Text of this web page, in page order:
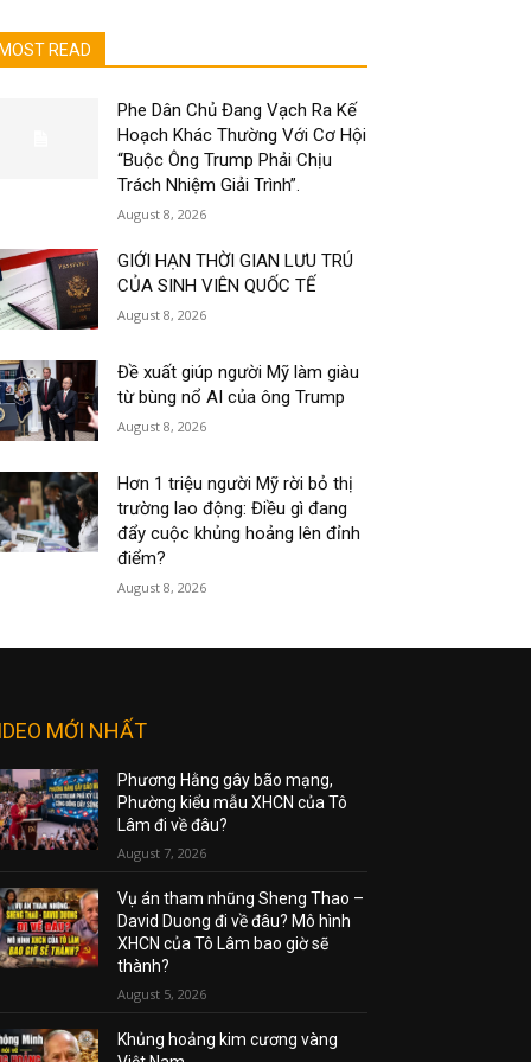
MOST READ
Phe Dân Chủ Đang Vạch Ra Kế
Hoạch Khác Thường Với Cơ Hội
“Buộc Ông Trump Phải Chịu
Trách Nhiệm Giải Trình”.
August 8, 2026
GIỚI HẠN THỜI GIAN LƯU TRÚ
CỦA SINH VIÊN QUỐC TẾ
August 8, 2026
Đề xuất giúp người Mỹ làm giàu
từ bùng nổ AI của ông Trump
August 8, 2026
Hơn 1 triệu người Mỹ rời bỏ thị
trường lao động: Điều gì đang
đẩy cuộc khủng hoảng lên đỉnh
điểm?
August 8, 2026
MỚI NHẤT
Phương Hằng gây bão mạng,
Phường kiểu mẫu XHCN của Tô
Lâm đi về đâu?
August 7, 2026
Vụ án tham nhũng Sheng Thao –
David Duong đi về đâu? Mô hình
XHCN của Tô Lâm bao giờ sẽ
thành?
August 5, 2026
Khủng hoảng kim cương vàng